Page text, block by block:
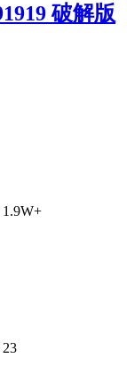
破解版
1.9W+
23